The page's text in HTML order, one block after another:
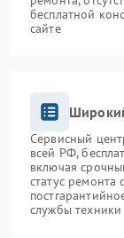
бесплатной
сайте
Сервисный
всей РФ,
включая
статус ремонта
службы техники